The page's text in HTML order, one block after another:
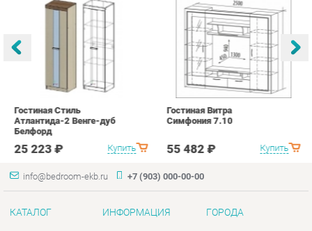
Атлантида-2 Венге-дуб
Белфорд
25 223 ₽ Купить
Гостиная Витра
Симфония 7.10
55 482 ₽
info@bedroom-ekb.ru +7 (903) 000-00-00
КАТАЛОГ
Матрасы
Шкафы
ИНФОРМАЦИЯ
О проекте
Дизайн
Скидки и Акции
ГОРОДА